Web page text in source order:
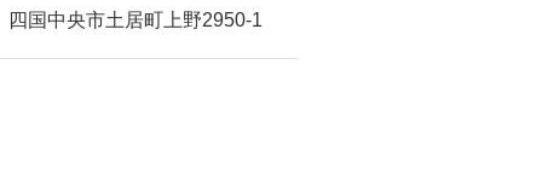
四国中央市土居町上野2950-1